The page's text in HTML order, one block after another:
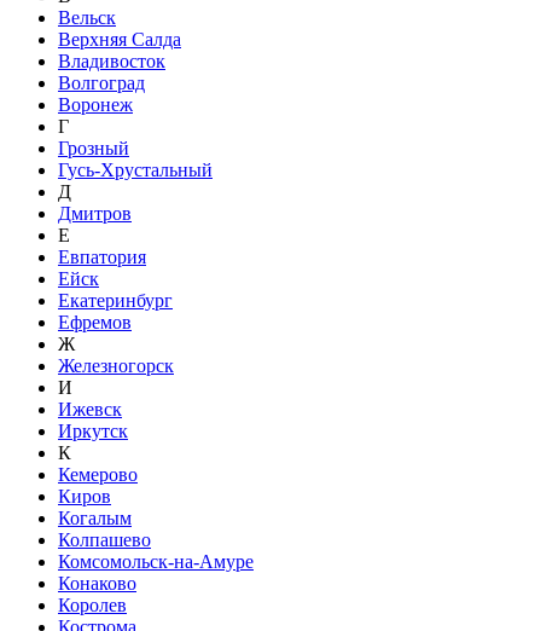
Вельск
Верхняя Салда
Владивосток
Волгоград
Воронеж
Г
Грозный
Гусь-Хрустальный
Д
Дмитров
Е
Евпатория
Ейск
Екатеринбург
Ефремов
Ж
Железногорск
И
Ижевск
Иркутск
К
Кемерово
Киров
Когалым
Колпашево
Комсомольск-на-Амуре
Конаково
Королев
Кострома